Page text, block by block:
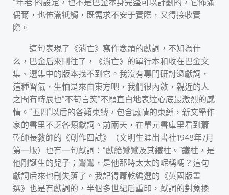
偶爾，也佈滿牴觸，既需求不安于實際，又得接收實
際。
這句表現了《消亡》寫作念頭的獻詞，不知為什
么，巴金后來刪往了，《消亡》的單行本和收在巴金文
集、選集中的版本找不到它。我沒有專門研討過獻詞，
這種習氣，生怕是來自東方吧，我們很內斂，親近的人
之間有時辰也“不苟言笑”不願直白地表達心底最激烈的感
情。“五四”以后的各類束縛，包含感情的束縛，新文學作
家的書里不乏各類獻詞。前兩天，在單元書庫里看到蕭
乾師長教師的《創作四試》（文明生涯出書社1948年7月
第一版）也有一句獻詞：“獻給鸞鸞及其鐵柱。”鐵柱，是
他剛誕生的兒子；鸞鸞，是他那時太太的昵稱嗎？這句
獻詞后來也刪失落了。我記得蕭乾編選的《英國版畫
選》也是有獻詞的，半個多世紀后重印，獻詞的對象換